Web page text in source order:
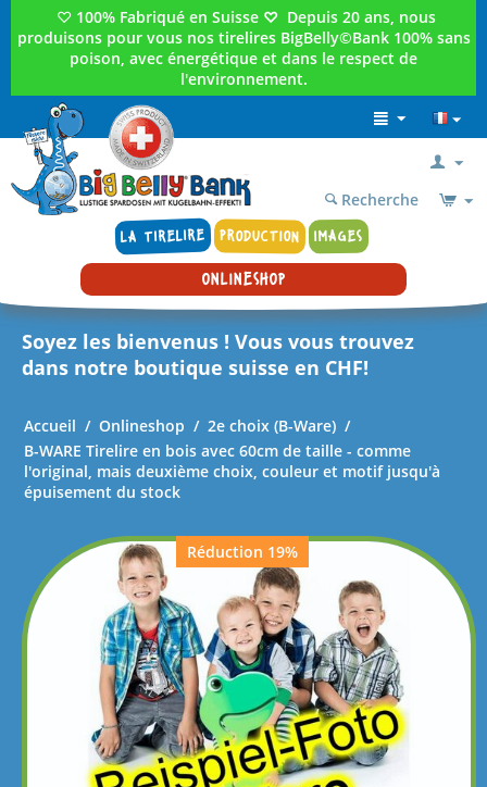
♡ 100% Fabriqué en Suisse ♡ Depuis 20 ans, nous
produisons pour vous nos tirelires BigBelly©Bank 100% sans
poison, avec énergétique et dans le respect de
l'environnement.
LA TIRELIRE PRODUCTION IMAGES
Recherche
ONLINESHOP
Soyez les bienvenus ! Vous vous trouvez
dans notre boutique suisse en CHF!
Accueil / Onlineshop / 2e choix (B-Ware) /
B-WARE Tirelire en bois avec 60cm de taille - comme
l'original, mais deuxième choix, couleur et motif jusqu'à
épuisement du stock
Réduction 19%